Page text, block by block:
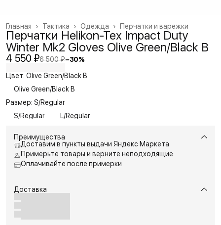
Перчатки и варежки
Одежда ›
Тактика ›
Главная ›
Перчатки Helikon-Tex Impact Duty
Winter Mk2 Gloves Olive Green/Black B
4 550 ₽6 500 ₽−30%
Цвет: Olive Green/Black B
Olive Green/Black B
Размер: S/Regular
S/Regular
L/Regular
Преимущества
Доставим в пункты выдачи Яндекс Маркета
Примерьте товары и верните неподходящие
Оплачивайте после примерки
Доставка